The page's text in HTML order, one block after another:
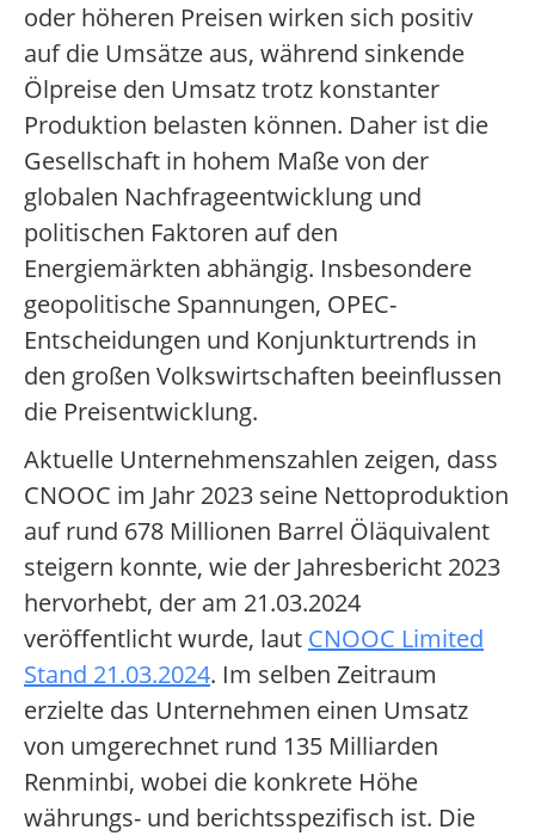
oder höheren Preisen wirken sich positiv
auf die Umsätze aus, während sinkende
Ölpreise den Umsatz trotz konstanter
Produktion belasten können. Daher ist die
Gesellschaft in hohem Maße von der
globalen Nachfrageentwicklung und
politischen Faktoren auf den
Energiemärkten abhängig. Insbesondere
geopolitische Spannungen, OPEC-
Entscheidungen und Konjunkturtrends in
den großen Volkswirtschaften beeinflussen
die Preisentwicklung.
Aktuelle Unternehmenszahlen zeigen, dass
CNOOC im Jahr 2023 seine Nettoproduktion
auf rund 678 Millionen Barrel Öläquivalent
steigern konnte, wie der Jahresbericht 2023
hervorhebt, der am 21.03.2024
veröffentlicht wurde, laut CNOOC Limited
Stand 21.03.2024. Im selben Zeitraum
erzielte das Unternehmen einen Umsatz
von umgerechnet rund 135 Milliarden
Renminbi, wobei die konkrete Höhe
währungs- und berichtsspezifisch ist. Die